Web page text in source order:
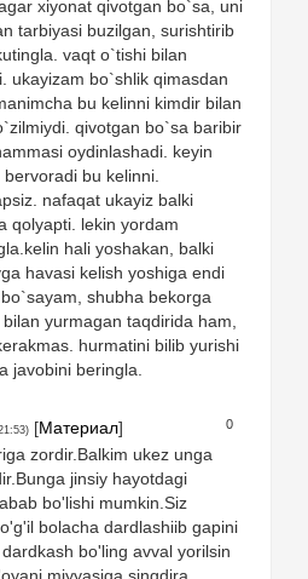
xiyonat qivotgan bo`sa, uni
tarbiyasi buzilgan, surishtirib
vaqt o`tishi bilan
ukayizam bo`shlik qimasdan
bu kelinni kimdir bilan
qivotgan bo`sa baribir
oydinlashadi. keyin
bu kelinni.
nafaqat ukayiz balki
qolyapti. lekin yordam
hali yoshakan, balki
havasi kelish yoshiga endi
shubha bekorga
yurmagan taqdirida ham,
hurmatini bilib yurishi
javobini beringla.
0
[Материал]
zordir.Balkim ukez unga
jinsiy hayotdagi
bo'lishi mumkin.Siz
bolacha dardlashiib gapini
bo'ling avval yorilsin